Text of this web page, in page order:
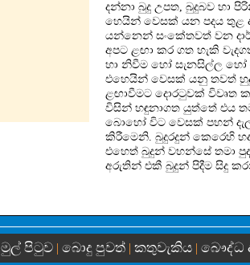
දන්නා බුදු උපත, බුදුබව හා
හෙයින් වෙසක් යන පදය තුළ
යන්නෙන් සංකේතවත් වන
අපට ළඟා කර ගත හැකි
හා නිවීම හෝ සැනසිල්ල හෝ
එහෙයින් වෙසක් යනු තවත්
ළඟාවීමට දොරටුවක් විවෘත
විසින් හඳුනාගත යුත්තේ එය
බොහෝ විට වෙසක් පහන්
කිරීමෙනි. බුදුරදුන් කෙරෙහි
එහෙත් බුදුන් වහන්සේ තමා
අරුතින් එකී බුදුන් පිදීම සිදු
මුල් පිටුව | බොදු පුවත්| කතුවැකිය| බෞද්ධ